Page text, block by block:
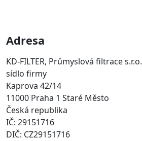
Adresa
KD-FILTER, Průmyslová filtrace s.r.o.
sídlo firmy
Kaprova 42/14
11000 Praha 1 Staré Město
Česká republika
IČ: 29151716
DIČ: CZ29151716